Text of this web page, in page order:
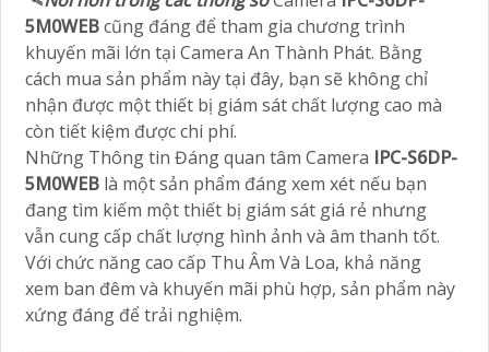
5M0WEBcũng đáng để tham gia chương trình
khuyến mãi lớn tại Camera An Thành Phát. Bằng
cách mua sản phẩm này tại đây, bạn sẽ không chỉ
nhận được một thiết bị giám sát chất lượng cao mà
còn tiết kiệm được chi phí.
Những Thông tin Đáng quan tâm Camera IPC-S6DP-
5M0WEB là một sản phẩm đáng xem xét nếu bạn
đang tìm kiếm một thiết bị giám sát giá rẻ nhưng
vẫn cung cấp chất lượng hình ảnh và âm thanh tốt.
Với chức năng cao cấp Thu Âm Và Loa, khả năng
xem ban đêm và khuyến mãi phù hợp, sản phẩm này
xứng đáng để trải nghiệm.